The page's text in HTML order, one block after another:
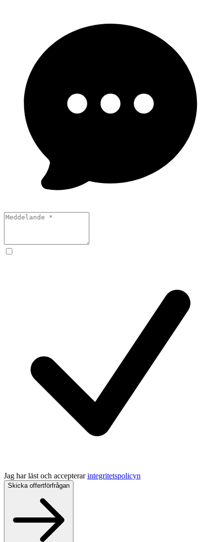
Jag har läst och accepterar integritetspolicyn
Skicka offertförfrågan